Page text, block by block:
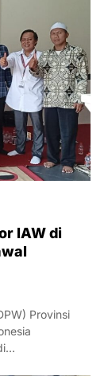
IAW di
Provinsi